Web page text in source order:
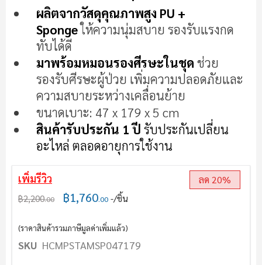
ต้น
รูปภาพ
ผลิตจากวัสดุคุณภาพสูง PU +
Spongeให้ความนุ่มสบาย รองรับแรงกด
ทับได้ดี
มาพร้อมหมอนรองศีรษะในชุด ช่วย
รองรับศีรษะผู้ป่วย เพิ่มความปลอดภัยและ
ความสบายระหว่างเคลื่อนย้าย
ขนาดเบาะ: 47 x 179 x 5 cm
สินค้ารับประกัน 1 ปี รับประกันเปลี่ยน
อะไหล่ ตลอดอายุการใช้งาน
เพิ่มรีวิว
฿2,200.00 ฿1,760.00 /ชิ้น
ลด 20%
(ราคาสินค้ารวมภาษีมูลค่าเพิ่มแล้ว)
SKU HCMPSTAMSP047179